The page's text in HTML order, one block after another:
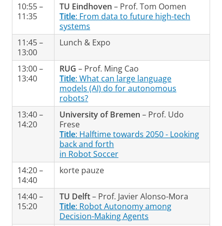
10:55 –
11:35
TU Eindhoven – Prof. Tom Oomen
Title: From data to future high-tech
systems
11:45 –
13:00
Lunch & Expo
13:00 –
13:40
RUG – Prof. Ming Cao
Title: What can large language
models (AI) do for autonomous
robots?
13:40 –
14:20
University of Bremen – Prof. Udo
Frese
Title: Halftime towards 2050 - Looking
back and forth
in Robot Soccer
14:20 –
14:40
korte pauze
14:40 –
15:20
TU Delft– Prof. Javier Alonso-Mora
Title: Robot Autonomy among
Decision-Making Agents